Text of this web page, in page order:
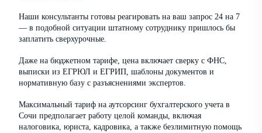
Наши консультанты готовы реагировать на ваш запрос 24 на 7
— в подобной ситуации штатному сотруднику пришлось бы
заплатить сверхурочные.
Даже на бюджетном тарифе, цена включает сверку с ФНС,
выписки из ЕГРЮЛ и ЕГРИП, шаблоны документов и
нормативную базу с разъяснениями экспертов.
Максимальный тариф на аутсорсинг бухгалтерского учета в
Сочи предполагает работу целой команды, включая
налоговика, юриста, кадровика, а также безлимитную помощь